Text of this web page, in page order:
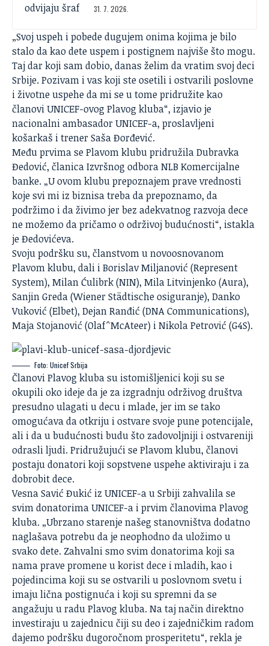
31. 7. 2026.
„Svoj uspeh i pobede dugujem onima kojima je bilo
stalo da kao dete uspem i postignem najviše što mogu.
Taj dar koji sam dobio, danas želim da vratim svoj deci
Srbije. Pozivam i vas koji ste osetili i ostvarili poslovne
i životne uspehe da mi se u tome pridružite kao
članovi UNICEF-ovog Plavog kluba“, izjavio je
nacionalni ambasador UNICEF-a, proslavljeni
košarkaš i trener Saša Đorđević.
Među prvima se Plavom klubu pridružila Dubravka
Đedović, članica Izvršnog odbora NLB Komercijalne
banke. „U ovom klubu prepoznajem prave vrednosti
koje svi mi iz biznisa treba da prepoznamo, da
podržimo i da živimo jer bez adekvatnog razvoja dece
ne možemo da pričamo o održivoj budućnosti“, istakla
je Đedovićeva.
Svoju podršku su, članstvom u novoosnovanom
Plavom klubu, dali i Borislav Miljanović (Represent
System), Milan Ćulibrk (NIN), Mila Litvinjenko (Aura),
Sanjin Greda (Wiener Städtische osiguranje), Danko
Vuković (Elbet), Dejan Ranđić (DNA Communications),
Maja Stojanović (Olaf^McAteer) i Nikola Petrović (G4S).
Foto: Unicef Srbija
Članovi Plavog kluba su istomišljenici koji su se
okupili oko ideje da je za izgradnju održivog društva
presudno ulagati u decu i mlade, jer im se tako
omogućava da otkriju i ostvare svoje pune potencijale,
ali i da u budućnosti budu što zadovoljniji i ostvareniji
odrasli ljudi. Pridružujući se Plavom klubu, članovi
postaju donatori koji sopstvene uspehe aktiviraju i za
dobrobit dece.
Vesna Savić Đukić iz UNICEF-a u Srbiji zahvalila se
svim donatorima UNICEF-a i prvim članovima Plavog
kluba. „Ubrzano starenje našeg stanovništva dodatno
naglašava potrebu da je neophodno da uložimo u
svako dete. Zahvalni smo svim donatorima koji sa
nama prave promene u korist dece i mladih, kao i
pojedincima koji su se ostvarili u poslovnom svetu i
imaju lična postignuća i koji su spremni da se
angažuju u radu Plavog kluba. Na taj način direktno
investiraju u zajednicu čiji su deo i zajedničkim radom
dajemo podršku dugoročnom prosperitetu“, rekla je